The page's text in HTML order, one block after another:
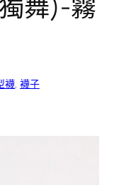
襪, 襪子